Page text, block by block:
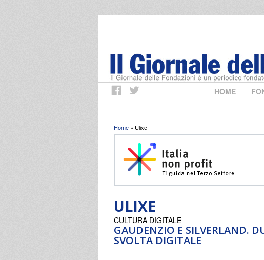
HOME
Tu sei qui
Home » Ulixe
ULIXE
GAUDENZIO E SILVERLAND.
SVOLTA DIGITALE
CULTURA DIGITALE